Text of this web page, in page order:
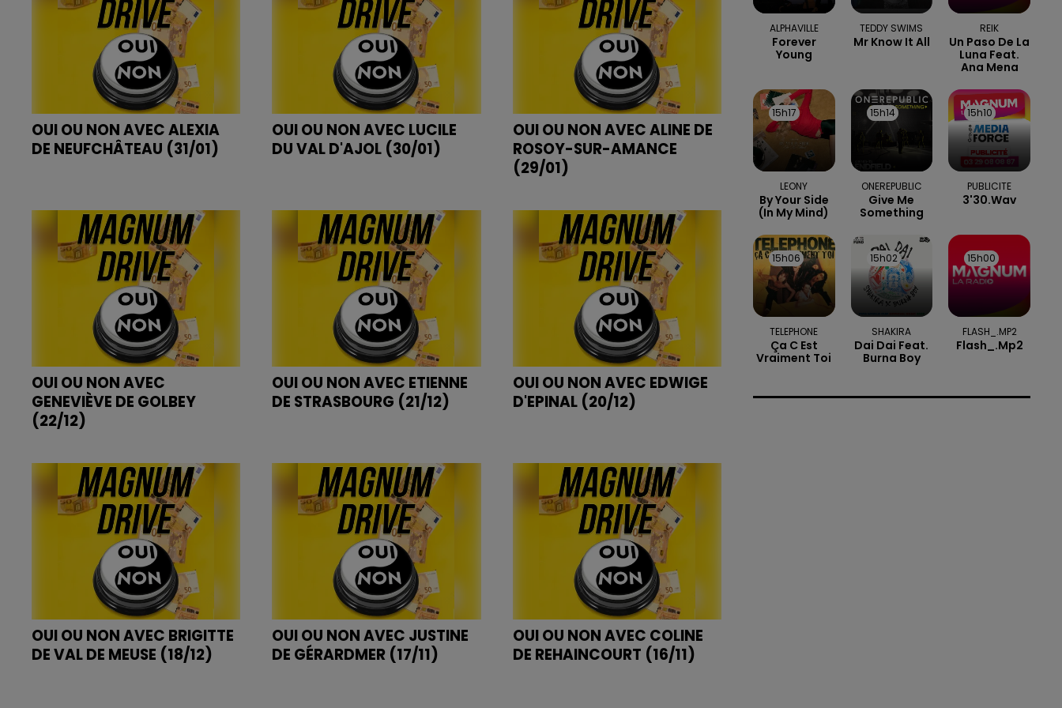
OUI OU NON AVEC ALEXIA
DE NEUFCHÂTEAU (31/01)
OUI OU NON AVEC LUCILE
DU VAL D'AJOL (30/01)
OUI OU NON AVEC ALINE DE
ROSOY-SUR-AMANCE
(29/01)
OUI OU NON AVEC
GENEVIÈVE DE GOLBEY
(22/12)
OUI OU NON AVEC ETIENNE
DE STRASBOURG (21/12)
OUI OU NON AVEC EDWIGE
D'EPINAL (20/12)
OUI OU NON AVEC BRIGITTE
DE VAL DE MEUSE (18/12)
OUI OU NON AVEC JUSTINE
DE GÉRARDMER (17/11)
OUI OU NON AVEC COLINE
DE REHAINCOURT (16/11)
ALPHAVILLE
Forever
Young
TEDDY SWIMS
Mr Know It All
REIK
Un Paso De La
Luna Feat.
Ana Mena
15h17
15h17
LEONY
By Your Side
(in My Mind)
15h14
15h14
ONEREPUBLIC
Give Me
Something
15h10
15h10
PUBLICITE
3'30.wav
15h06
15h06
TELEPHONE
Ça C Est
Vraiment Toi
15h02
15h02
SHAKIRA
Dai Dai Feat.
Burna Boy
15h00
15h00
FLASH_.MP2
Flash_.mp2